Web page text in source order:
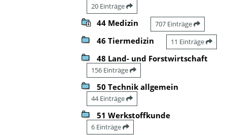
20 Einträge
44 Medizin 707 Einträge
46 Tiermedizin 11 Einträge
48 Land- und Forstwirtschaft
156 Einträge
50 Technik allgemein
44 Einträge
51 Werkstoffkunde
6 Einträge